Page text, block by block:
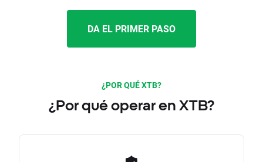
DA EL PRIMER PASO
¿POR QUÉ XTB?
¿Por qué operar en XTB?